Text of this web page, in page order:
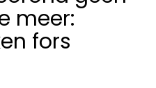
meer:
fors